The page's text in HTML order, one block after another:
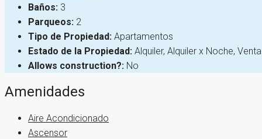
Baños: 3
Parqueos: 2
Tipo de Propiedad: Apartamentos
Estado de la Propiedad: Alquiler, Alquiler x Noche, Venta
Allows construction?: No
Amenidades
Aire Acondicionado
Ascensor